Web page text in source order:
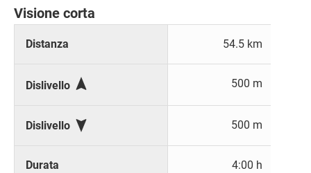
Visione corta
Distanza 54.5 km
Dislivello  500 m
Dislivello  500 m
Durata 4:00 h